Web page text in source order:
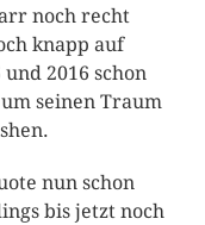
noch recht
knapp auf
2016 schon
seinen Traum
nun schon
bis jetzt noch